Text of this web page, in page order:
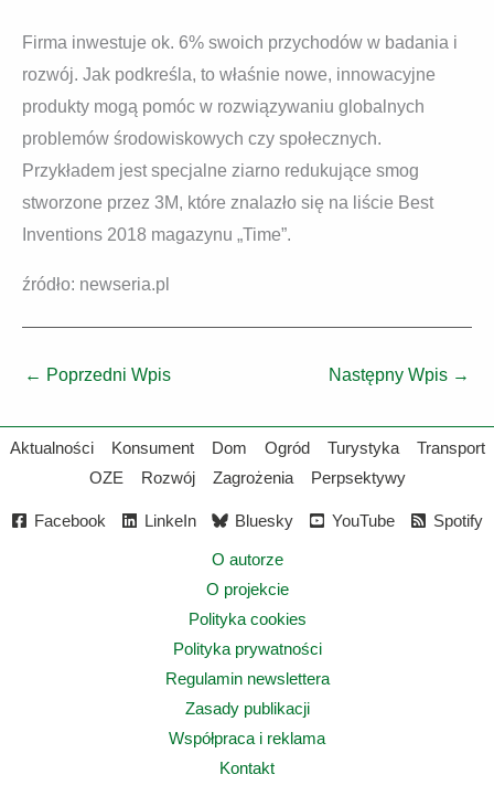
Firma inwestuje ok. 6% swoich przychodów w badania i
rozwój. Jak podkreśla, to właśnie nowe, innowacyjne
produkty mogą pomóc w rozwiązywaniu globalnych
problemów środowiskowych czy społecznych.
Przykładem jest specjalne ziarno redukujące smog
stworzone przez 3M, które znalazło się na liście Best
Inventions 2018 magazynu „Time”.
źródło: newseria.pl
← Poprzedni Wpis Następny Wpis →
Aktualności Konsument Dom Ogród Turystyka
Transport
OZE
Rozwój Zagrożenia Perpsektywy
Facebook LinkeIn Bluesky YouTube Spotify
O autorze
O projekcie
Polityka cookies
Polityka prywatności
Regulamin newslettera
Zasady publikacji
Współpraca i reklama
Kontakt